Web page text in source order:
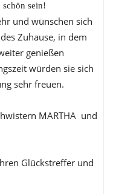
sein!
und wünschen sich
Zuhause, in dem
genießen
würden sie sich
sehr freuen.
MARTHA und
Glückstreffer und